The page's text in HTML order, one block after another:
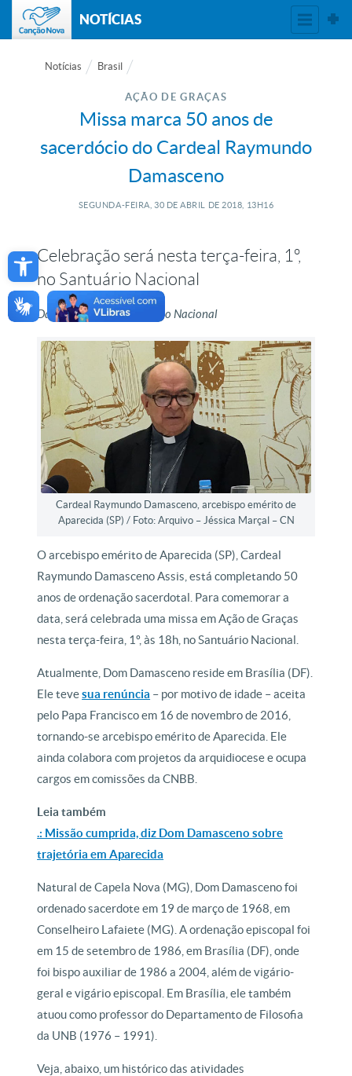
Open toolbar
NOTÍCIAS
Notícias Brasil
AÇÃO DE GRAÇAS
Missa marca 50 anos de
sacerdócio do Cardeal Raymundo
Damasceno
SEGUNDA-FEIRA, 30 DE ABRIL DE 2018, 13H16
Celebração será nesta terça-feira, 1º,
no Santuário Nacional
Da Redação, com Santuário Nacional
Cardeal Raymundo Damasceno, arcebispo emérito de
Aparecida (SP) / Foto: Arquivo – Jéssica Marçal – CN
O arcebispo emérito de Aparecida (SP), Cardeal
Raymundo Damasceno Assis, está completando 50
anos de ordenação sacerdotal. Para comemorar a
data, será celebrada uma missa em Ação de Graças
nesta terça-feira, 1º, às 18h, no Santuário Nacional.
Atualmente, Dom Damasceno reside em Brasília (DF).
Ele tevesua renúncia – por motivo de idade – aceita
pelo Papa Francisco em 16 de novembro de 2016,
tornando-se arcebispo emérito de Aparecida. Ele
ainda colabora com projetos da arquidiocese e ocupa
cargos em comissões da CNBB.
Leia também
.: Missão cumprida, diz Dom Damasceno sobre
trajetória em Aparecida
Natural de Capela Nova (MG), Dom Damasceno foi
ordenado sacerdote em 19 de março de 1968, em
Conselheiro Lafaiete (MG). A ordenação episcopal foi
em 15 de setembro de 1986, em Brasília (DF), onde
foi bispo auxiliar de 1986 a 2004, além de vigário-
geral e vigário episcopal. Em Brasília, ele também
atuou como professor do Departamento de Filosofia
da UNB (1976 – 1991).
Veja, abaixo, um histórico das atividades